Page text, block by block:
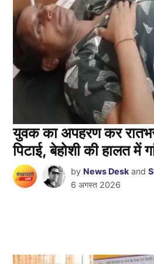
युवक का अपहरण कर
पिटाई, बेहोशी की हालत में
by News Desk and
6 अगस्त 2026